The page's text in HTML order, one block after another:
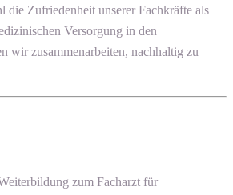
die Zufriedenheit unserer Fachkräfte als
Versorgung in den
wir zusammenarbeiten, nachhaltig zu
zum Facharzt für